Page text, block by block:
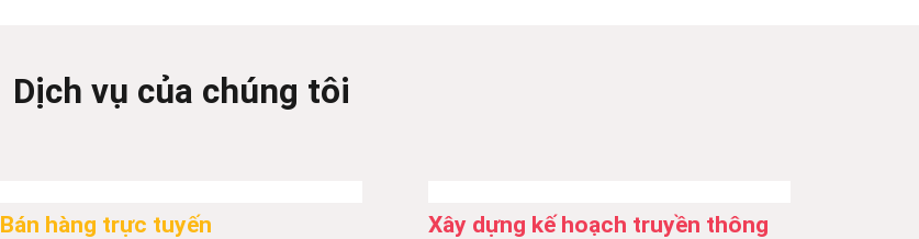
Dịch vụ của chúng tôi
Bán hàng trực tuyến Xây dựng kế hoạch truyền thông